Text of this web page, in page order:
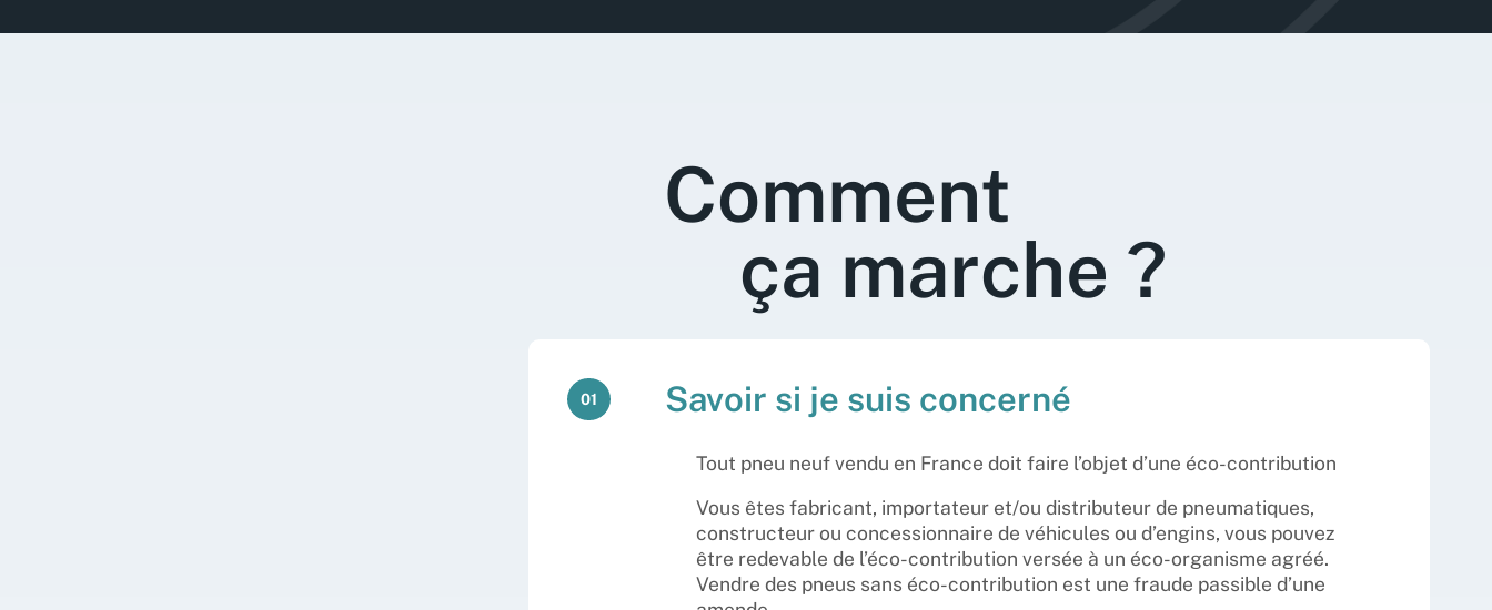
Comment
ça marche ?
01 Savoir si je suis concerné
Tout pneu neuf vendu en France doit faire l’objet d’une éco-contribution
Vous êtes fabricant, importateur et/ou distributeur de pneumatiques,
constructeur ou concessionnaire de véhicules ou d’engins, vous pouvez
être redevable de l’éco-contribution versée à un éco-organisme agréé.
Vendre des pneus sans éco-contribution est une fraude passible d’une